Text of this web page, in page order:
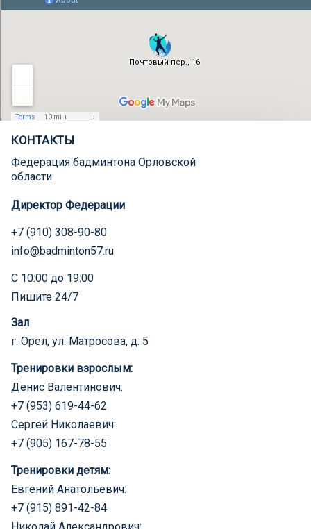
КОНТАКТЫ
Федерация бадминтона Орловской
области
Директор Федерации
+7 (910) 308-90-80
info@badminton57.ru
С 10:00 до 19:00
Пишите 24/7
Зал
г. Орел, ул. Матросова, д. 5
Тренировки взрослым:
Денис Валентинович:
+7 (953) 619-44-62
Сергей Николаевич:
+7 (905) 167-78-55
Тренировки детям:
Евгений Анатольевич:
+7 (915) 891-42-84